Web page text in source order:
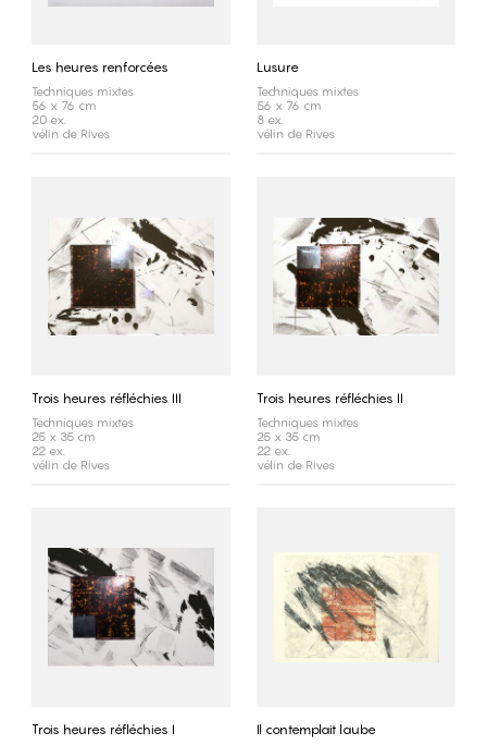
Les heures renforcées
Techniques mixtes
56 x 76 cm
20 ex.
vélin de Rives
Lusure
Techniques mixtes
56 x 76 cm
8 ex.
vélin de Rives
Trois heures réfléchies III
Techniques mixtes
25 x 35 cm
22 ex.
vélin de Rives
Trois heures réfléchies II
Techniques mixtes
25 x 35 cm
22 ex.
vélin de Rives
Trois heures réfléchies I Il contemplait laube